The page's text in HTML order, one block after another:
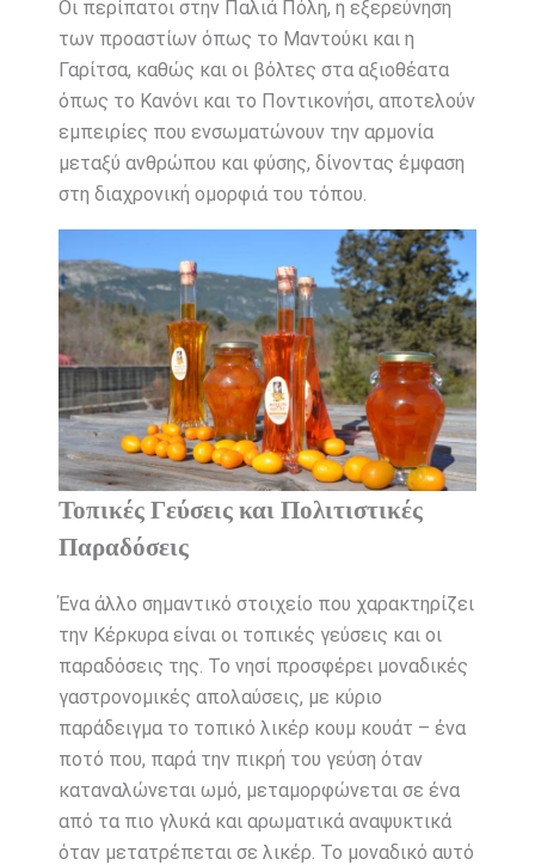
Οι περίπατοι στην Παλιά Πόλη, η εξερεύνηση
των προαστίων όπως το Μαντούκι και η
Γαρίτσα, καθώς και οι βόλτες στα αξιοθέατα
όπως το Κανόνι και το Ποντικονήσι, αποτελούν
εμπειρίες που ενσωματώνουν την αρμονία
μεταξύ ανθρώπου και φύσης, δίνοντας έμφαση
στη διαχρονική ομορφιά του τόπου.
Τοπικές Γεύσεις και Πολιτιστικές
Παραδόσεις
Ένα άλλο σημαντικό στοιχείο που χαρακτηρίζει
την Κέρκυρα είναι οι τοπικές γεύσεις και οι
παραδόσεις της. Το νησί προσφέρει μοναδικές
γαστρονομικές απολαύσεις, με κύριο
παράδειγμα το τοπικό λικέρ κουμ κουάτ – ένα
ποτό που, παρά την πικρή του γεύση όταν
καταναλώνεται ωμό, μεταμορφώνεται σε ένα
από τα πιο γλυκά και αρωματικά αναψυκτικά
όταν μετατρέπεται σε λικέρ. Το μοναδικό αυτό